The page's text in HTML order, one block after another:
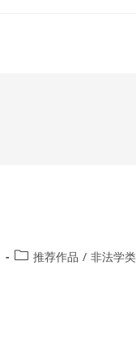
Post推荐作品 / 非法学